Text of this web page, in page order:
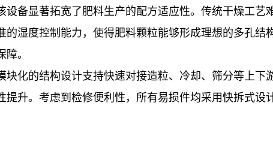
设备显著拓宽了肥料生产的配方适应性。传统干燥工
的湿度控制能力，使得肥料颗粒能够形成理想的多孔
。
块化的结构设计支持快速对接造粒、冷却、筛分等上
提升。考虑到检修便利性，所有易损件均采用快拆式